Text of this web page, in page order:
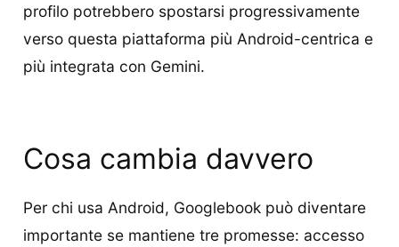
profilo potrebbero spostarsi progressivamente
verso questa piattaforma più Android-centrica e
più integrata con Gemini.
Cosa cambia davvero
Per chi usa Android, Googlebook può diventare
importante se mantiene tre promesse: accesso